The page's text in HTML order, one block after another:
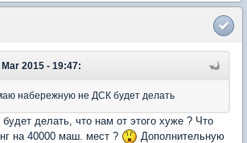
2015 - 19:47:
набережную не ДСК будет делать
будет делать, что нам от этого хуже ? Что
на 40000 маш. мест ?
Дополнительную